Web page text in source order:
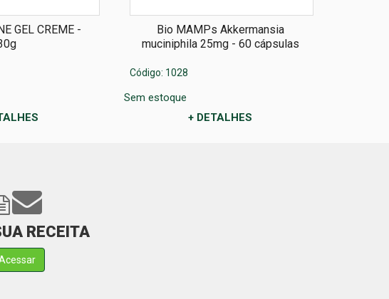
GEL CREME -
Bio MAMPs Akkermansia
muciniphila 25mg - 60 cápsulas
Código: 1028
Sem estoque
+ DETALHES
RECEITA